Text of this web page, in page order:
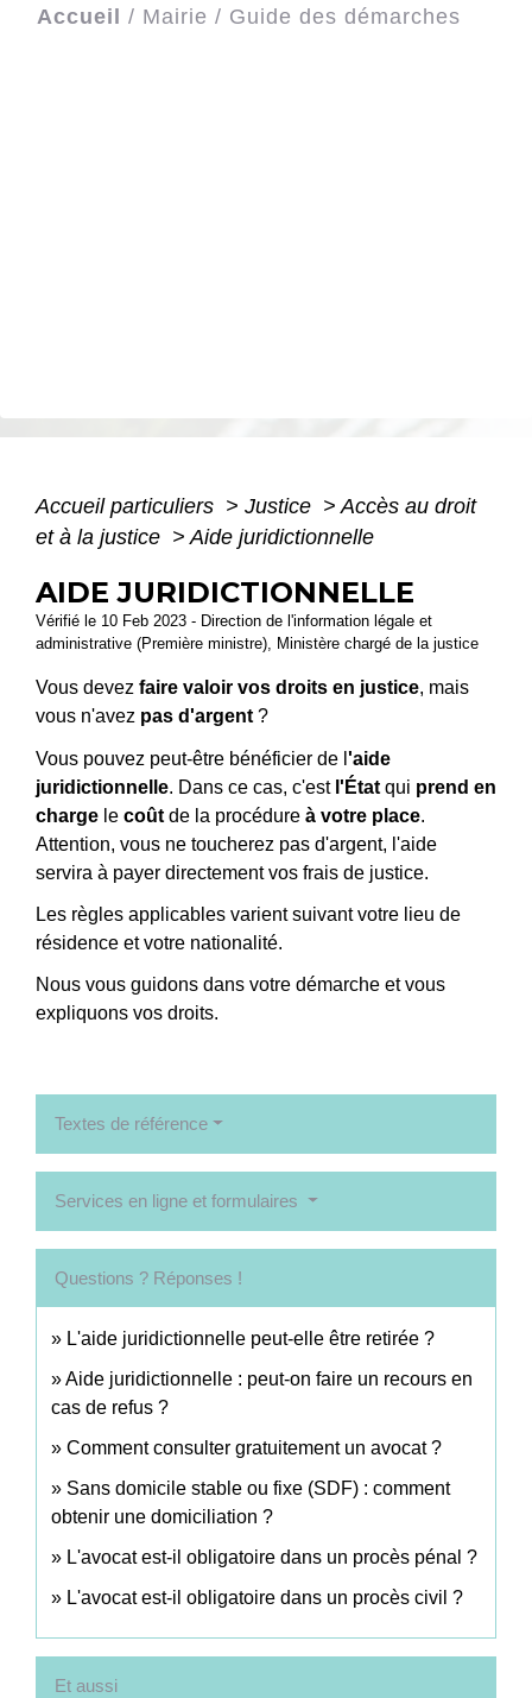
Accueil / Mairie / Guide des démarches
Accueil particuliers > Justice > Accès au droit
et à la justice > Aide juridictionnelle
AIDE JURIDICTIONNELLE
Vérifié le 10 Feb 2023 - Direction de l'information légale et
administrative (Première ministre), Ministère chargé de la justice
Vous devez faire valoir vos droits en justice, mais
vous n'avez pas d'argent ?
Vous pouvez peut-être bénéficier de l 'aide
juridictionnelle. Dans ce cas, c'est l'État qui prend en
charge le coût de la procédure à votre place.
Attention, vous ne toucherez pas d'argent, l'aide
servira à payer directement vos frais de justice.
Les règles applicables varient suivant votre lieu de
résidence et votre nationalité.
Nous vous guidons dans votre démarche et vous
expliquons vos droits.
Textes de référence
Services en ligne et formulaires
Questions ? Réponses !
L'aide juridictionnelle peut-elle être retirée ?
Aide juridictionnelle : peut-on faire un recours en
cas de refus ?
Comment consulter gratuitement un avocat ?
Sans domicile stable ou fixe (SDF) : comment
obtenir une domiciliation ?
L'avocat est-il obligatoire dans un procès pénal ?
L'avocat est-il obligatoire dans un procès civil ?
Et aussi